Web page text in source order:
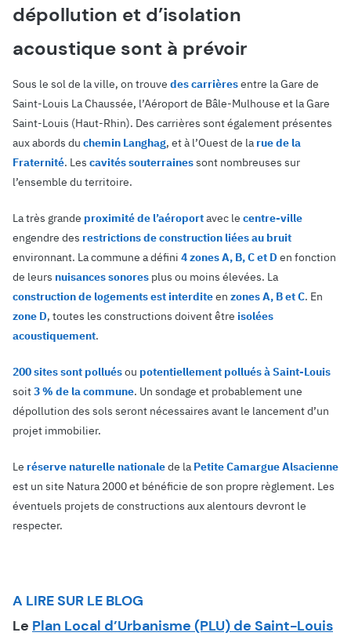
dépollution et d’isolation
acoustique sont à prévoir
Sous le sol de la ville, on trouve des carrièresentre la Gare de
Saint-Louis La Chaussée, l’Aéroport de Bâle-Mulhouse et la Gare
Saint-Louis (Haut-Rhin). Des carrières sont également présentes
aux abords du chemin Langhag, et à l’Ouest de la rue de la
Fraternité. Les cavités souterrainessont nombreuses sur
l’ensemble du territoire.
La très grande proximité de l’aéroportavec le centre-ville
engendre des restrictions de construction liées au bruit
environnant. La commune a défini 4 zones A, B, C et D en fonction
de leurs nuisances sonores plus ou moins élevées. La
construction de logements est interditeen zones A, B et C. En
zone D, toutes les constructions doivent être isolées
acoustiquement.
200 sites sont polluésou potentiellement pollués à Saint-Louis
soit3 % de la commune. Un sondage et probablement une
dépollution des sols seront nécessaires avant le lancement d’un
projet immobilier.
Le réserve naturelle nationalede la Petite Camargue Alsacienne
est un site Natura 2000 et bénéficie de son propre règlement. Les
éventuels projets de constructions aux alentours devront le
respecter.
A LIRE SUR LE BLOG
Le Plan Local d’Urbanisme (PLU) de Saint-Louis